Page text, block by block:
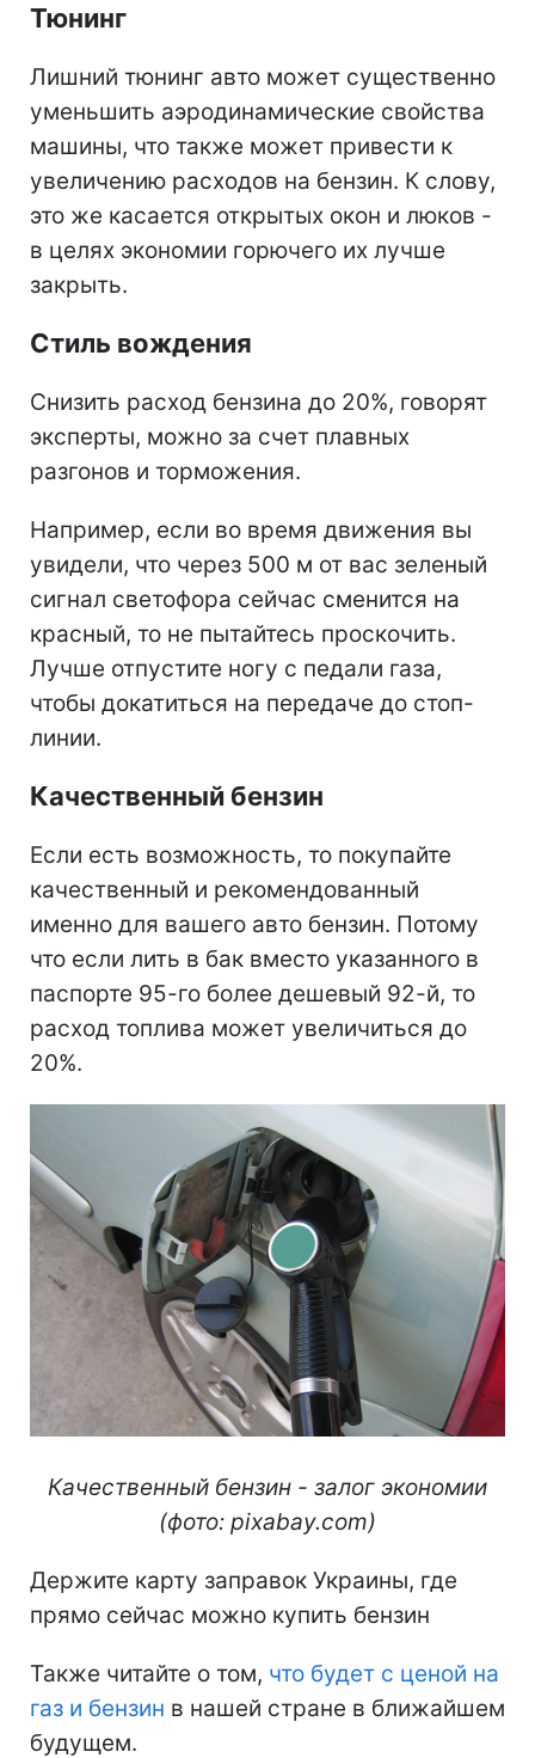
Тюнинг
Лишний тюнинг авто может существенно
уменьшить аэродинамические свойства
машины, что также может привести к
увеличению расходов на бензин. К слову,
это же касается открытых окон и люков -
в целях экономии горючего их лучше
закрыть.
Стиль вождения
Снизить расход бензина до 20%, говорят
эксперты, можно за счет плавных
разгонов и торможения.
Например, если во время движения вы
увидели, что через 500 м от вас зеленый
сигнал светофора сейчас сменится на
красный, то не пытайтесь проскочить.
Лучше отпустите ногу с педали газа,
чтобы докатиться на передаче до стоп-
линии.
Качественный бензин
Если есть возможность, то покупайте
качественный и рекомендованный
именно для вашего авто бензин. Потому
что если лить в бак вместо указанного в
паспорте 95-го более дешевый 92-й, то
расход топлива может увеличиться до
20%.
Качественный бензин - залог экономии
(фото: pixabay.com)
Держите карту заправок Украины, где
прямо сейчас можно купить бензин
Также читайте о том, что будет с ценой на
газ и бензин в нашей стране в ближайшем
будущем.